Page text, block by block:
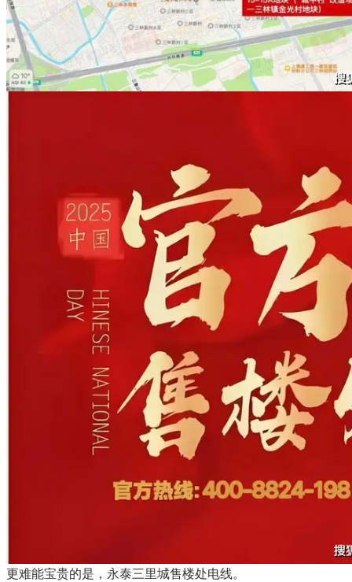
更难能宝贵的是，永泰三里城售楼处电线。